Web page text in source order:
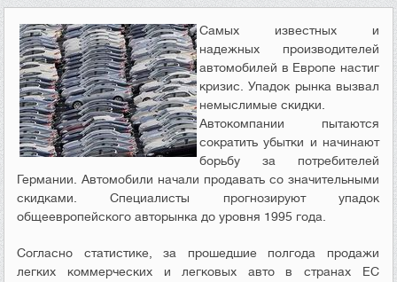
Самых известных и
надежных производителей
автомобилей в Европе настиг
кризис. Упадок рынка вызвал
немыслимые скидки.
Автокомпании пытаются
сократить убытки и начинают
борьбу за потребителей
Германии. Автомобили начали продавать со значительными
скидками. Специалисты прогнозируют упадок
общеевропейского авторынка до уровня 1995 года.
Согласно статистике, за прошедшие полгода продажи
легких коммерческих и легковых авто в странах ЕС